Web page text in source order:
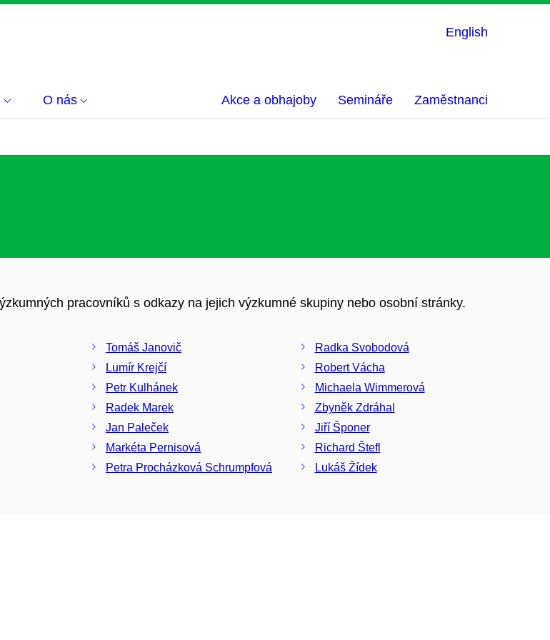
English
O nás Akce a obhajoby Semináře Zaměstnanci
pracovníků s odkazy na jejich výzkumné skupiny nebo osobní stránky.
Tomáš Janovič
Lumír Krejčí
Petr Kulhánek
Radek Marek
Jan Paleček
Markéta Pernisová
Petra Procházková Schrumpfová
Radka Svobodová
Robert Vácha
Michaela Wimmerová
Zbyněk Zdráhal
Jiří Šponer
Richard Štefl
Lukáš Žídek